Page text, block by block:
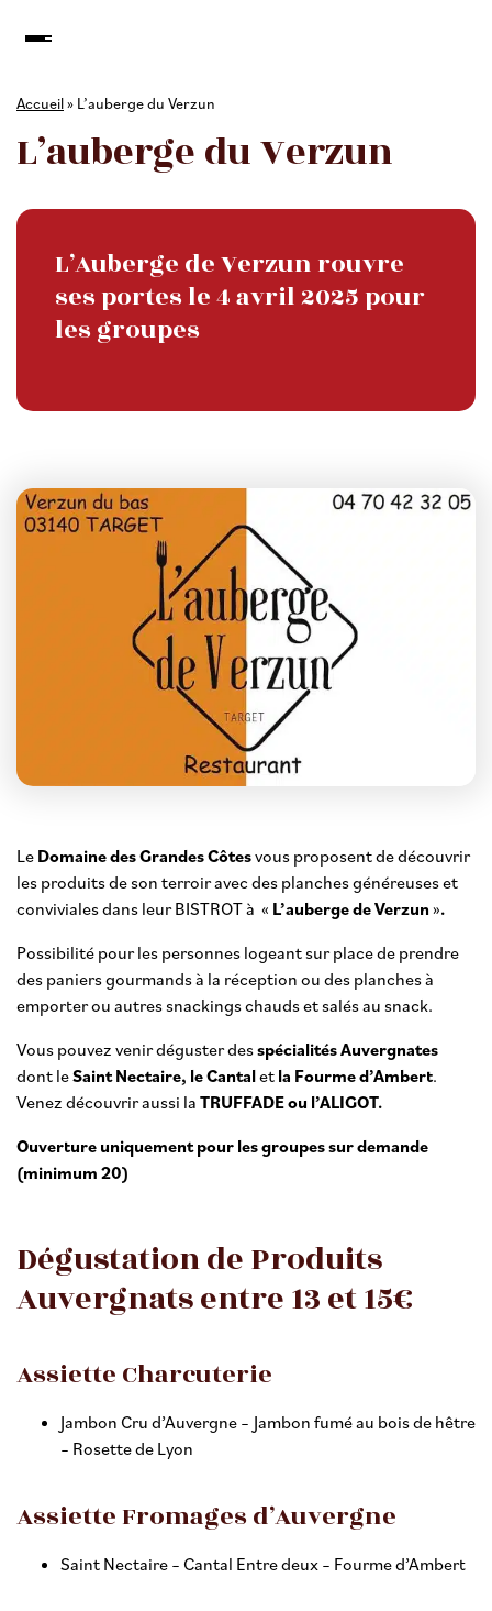
Accueil» L’auberge du Verzun
L’auberge du Verzun
L’Auberge de Verzun rouvre
ses portes le 4 avril 2025 pour
les groupes
Le Domaine des Grandes Côtesvous proposent de découvrir
les produits de son terroir avec des planches généreuses et
conviviales dans leur BISTROT à « L’auberge de Verzun».
Possibilité pour les personnes logeant sur place de prendre
des paniers gourmands à la réception ou des planches à
emporter ou autres snackings chauds et salés au snack.
Vous pouvez venir déguster desspécialités Auvergnates
dont leSaint Nectaire, le Cantalet la Fourme d’Ambert.
Venez découvrir aussi la TRUFFADE ou l’ALIGOT.
Ouverture uniquement pour les groupes sur demande
(minimum 20)
Dégustation de Produits
Auvergnats entre 13 et 15€
Assiette Charcuterie
Jambon Cru d’Auvergne – Jambon fumé au bois de hêtre
– Rosette de Lyon
Assiette Fromages d’Auvergne
Saint Nectaire – Cantal Entre deux – Fourme d’Ambert